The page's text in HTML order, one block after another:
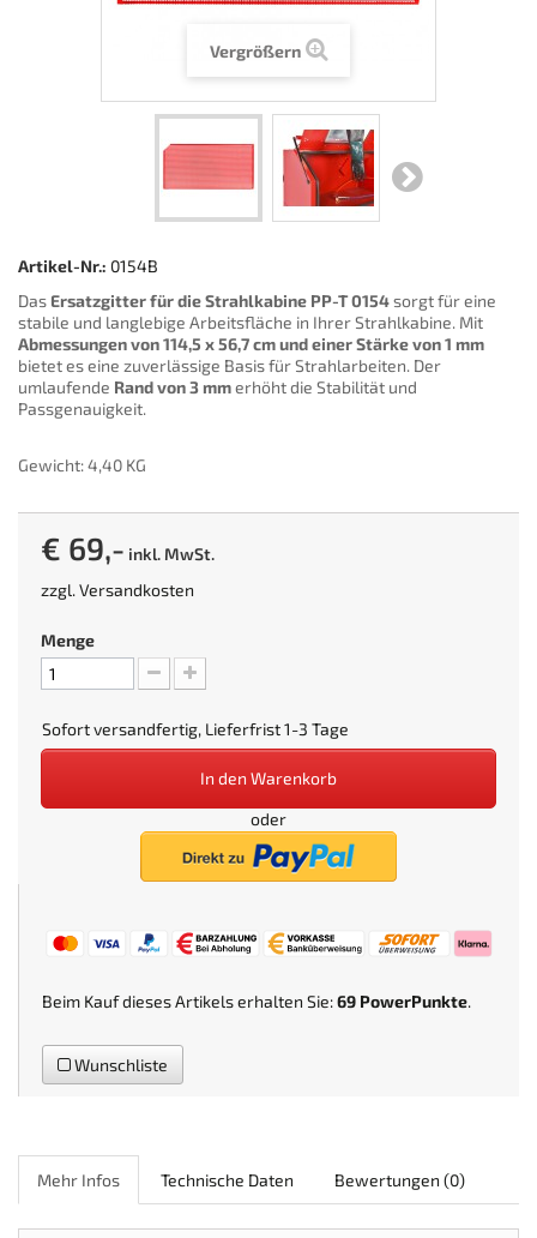
Vergrößern
Artikel-Nr.: 0154B
Das Ersatzgitter für die Strahlkabine PP-T 0154sorgt für eine
stabile und langlebige Arbeitsfläche in Ihrer Strahlkabine. Mit
Abmessungen von 114,5 x 56,7 cm und einer Stärke von 1 mm
bietet es eine zuverlässige Basis für Strahlarbeiten. Der
umlaufende Rand von 3 mmerhöht die Stabilität und
Passgenauigkeit.
Gewicht: 4,40 KG
€ 69,- inkl. MwSt.
zzgl.Versandkosten
Menge
Sofort versandfertig, Lieferfrist 1-3 Tage
In den Warenkorb
oder
Beim Kauf dieses Artikels erhalten Sie:69 PowerPunkte.
Wunschliste
Mehr Infos Technische Daten Bewertungen (0)